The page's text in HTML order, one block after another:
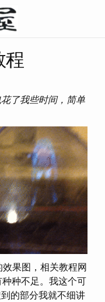
程
了我些时间，简单
果图，相关教程网
种不足。我这个可
的部分我就不细讲